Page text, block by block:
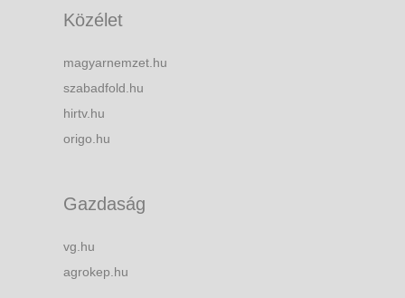
Közélet
magyarnemzet.hu
szabadfold.hu
hirtv.hu
origo.hu
Gazdaság
vg.hu
agrokep.hu